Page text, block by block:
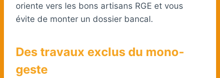
oriente vers les bons artisans RGE et vous
évite de monter un dossier bancal.
Des travaux exclus du mono-
geste